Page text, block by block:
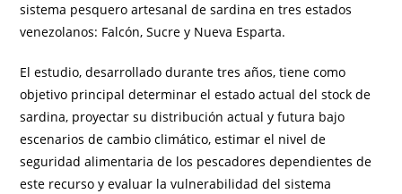
sistema pesquero artesanal de sardina en tres estados
venezolanos: Falcón, Sucre y Nueva Esparta.
El estudio, desarrollado durante tres años, tiene como
objetivo principal determinar el estado actual del stock de
sardina, proyectar su distribución actual y futura bajo
escenarios de cambio climático, estimar el nivel de
seguridad alimentaria de los pescadores dependientes de
este recurso y evaluar la vulnerabilidad del sistema